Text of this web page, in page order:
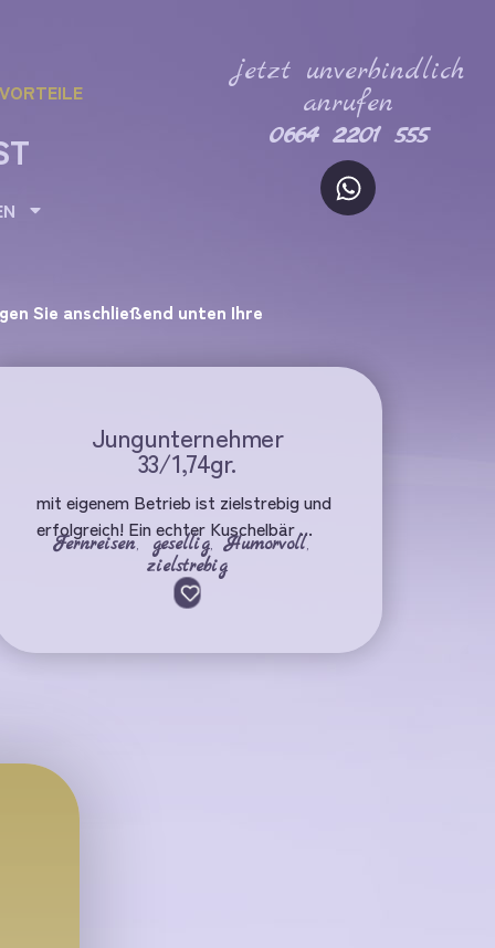
VORTEILE
jetzt unverbindlich
anrufen
0664 2201 555
Sie anschließend unten Ihre
Jungunternehmer
33/1,74gr.
mit eigenem Betrieb ist zielstrebig und
erfolgreich! Ein echter Kuschelbär ...
Fernreisen,gesellig,Humorvoll,
zielstrebig